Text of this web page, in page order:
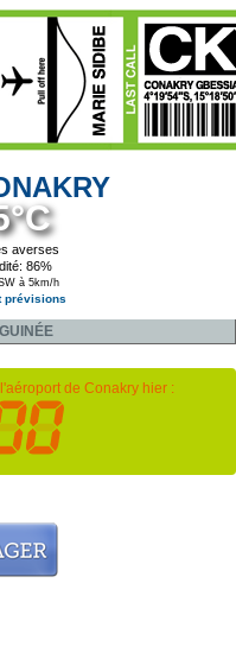
averses
86%
à 5km/h
prévisions
de Conakry hier :